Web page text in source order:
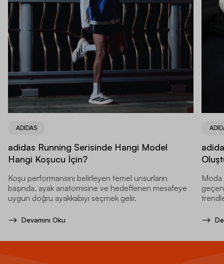
ADIDAS
adidas Running Serisinde Hangi Model
Hangi Koşucu İçin?
Koşu performansını belirleyen temel unsurların
başında, ayak anatomisine ve hedeflenen mesafeye
uygun doğru ayakkabıyı seçmek gelir.
Devamını Oku
Moda